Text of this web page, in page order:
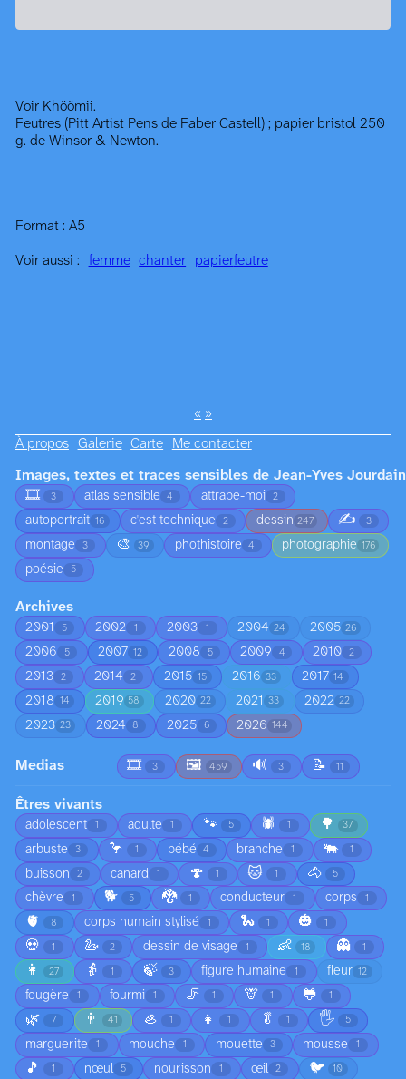
Voir Khöömii.
Feutres (Pitt Artist Pens de Faber Castell) ; papier bristol 250
g. de Winsor & Newton.
Format : A5
Voir aussi : femme chanter papierfeutre
« »
À propos Galerie Carte Me contacter
Images, textes et traces sensibles de Jean-Yves Jourdain
🎞️
3 atlas sensible 4 attrape-moi 2
autoportrait 16 c'est technique 2 dessin 247 ✍️ 3
montage 3 🎨 39 phothistoire 4 photographie 176
poésie 5
Archives
2001 5 2002 1 2003 1 2004 24 2005 26
2006 5 2007 12 2008 5 2009 4 2010 2
2013 2 2014 2 2015 15 2016 33 2017 14
2018 14 2019 58 2020 22 2021 33 2022 22
2023 23 2024 8 2025 6 2026 144
Medias 🎞️ 3 🖼️ 459 🔊 3 📝 11
Êtres vivants
adolescent 1 adulte 1 🐾 5 🕷️ 1 🌳 37
arbuste 3 🦩 1 bébé 4 branche 1 🐃 1
buisson 2 canard 1 🍄 1 🐱 1 🐴 5
chèvre 1 🐕 5 🐉 1 conducteur 1 corps 1
🫀 8 corps humain stylisé 1 🐍 1 🎃 1
💀 1 🦢 2 dessin de visage 1 👶 18 👻 1
👩 27 👵 1 🍃 3 figure humaine 1 fleur 12
fougère 1 fourmi 1 🦵 1 🦒 1 🐸 1
🌿 7 👨 41 🦪 1 👧 1 🥬 1 🖐️ 5
marguerite 1 mouche 1 mouette 3 mousse 1
🎵 1 nœul 5 nourisson 1 œil 2 🐦 10